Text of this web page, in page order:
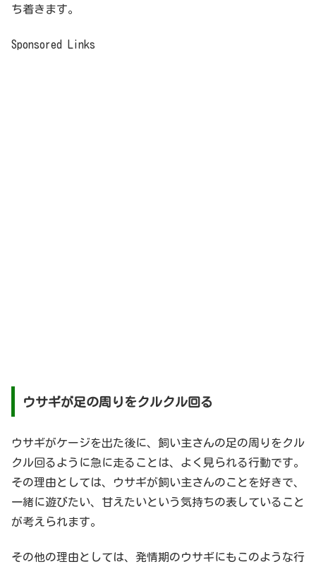
ち着きます。
Sponsored Links
ウサギが足の周りをクルクル回る
ウサギがケージを出た後に、飼い主さんの足の周りをクル
クル回るように急に走ることは、よく見られる行動です。
その理由としては、ウサギが飼い主さんのことを好きで、
一緒に遊びたい、甘えたいという気持ちの表していること
が考えられます。
その他の理由としては、発情期のウサギにもこのような行